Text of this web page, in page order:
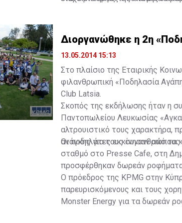
Διοργανώθηκε η 2η
13.05.2014 15:13
Στο πλαίσιο της Εταιρικής
φιλανθρωπική «Ποδηλασία
Club Latsia.
Σκοπός της εκδήλωσης ήταν η
Παντοπωλείου Λευκωσίας
αλτρουιστικό τους χαρακτήρα,
ανάγκης για τους
Οι ποδηλάτες εκκίνησαν από τα
σταθμό στο Presse Cafe, στη
προσφέρθηκαν δωρεάν
Ο πρόεδρος της KPMG στην
παρευρισκόμενους και τους
Monster Energy για τα δωρεάν